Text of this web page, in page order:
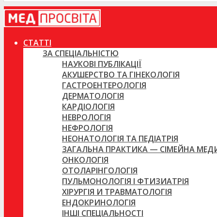
СТАТТІ
ЗА СПЕЦІАЛЬНІСТЮ
НАУКОВІ ПУБЛІКАЦІЇ
АКУШЕРСТВО ТА ГІНЕКОЛОГІЯ
ГАСТРОЕНТЕРОЛОГІЯ
ДЕРМАТОЛОГІЯ
КАРДІОЛОГІЯ
НЕВРОЛОГІЯ
НЕФРОЛОГІЯ
НЕОНАТОЛОГІЯ ТА ПЕДІАТРІЯ
ЗАГАЛЬНА ПРАКТИКА — СІМЕЙНА
ОНКОЛОГІЯ
ОТОЛАРІНГОЛОГІЯ
ПУЛЬМОНОЛОГІЯ І ФТИЗИАТРІЯ
ХІРУРГІЯ И ТРАВМАТОЛОГІЯ
ЕНДОКРИНОЛОГІЯ
ІНШІ СПЕЦІАЛЬНОСТІ